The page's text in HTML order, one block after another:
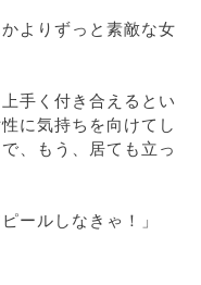
よりずっと素敵な女
手く付き合えるとい
に気持ちを向けてし
、もう、居ても立っ
ールしなきゃ！」